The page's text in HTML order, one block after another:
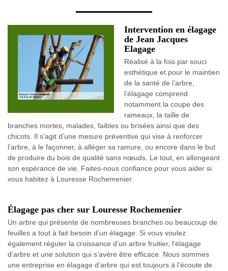
Intervention en élagage
de Jean Jacques
Elagage
Réalisé à la fois par souci
esthétique et pour le maintien
de la santé de l’arbre,
l’élagage comprend
notamment la coupe des
rameaux, la taille de
branches mortes, malades, faibles ou brisées ainsi que des
chicots. Il s’agit d’une mesure préventive qui vise à renforcer
l’arbre, à le façonner, à alléger sa ramure, ou encore dans le but
de produire du bois de qualité sans nœuds. Le tout, en allongeant
son espérance de vie. Faites-nous confiance pour vous aider si
vous habitez à Louresse Rochemenier.
Élagage pas cher sur Louresse Rochemenier
Un arbre qui présente de nombreuses branches ou beaucoup de
feuilles a tout à fait besoin d’un élagage. Si vous voulez
également réguler la croissance d’un arbre fruitier, l’élagage
d’arbre et une solution qui s’avère être efficace. Nous sommes
une entreprise en élagage d’arbre qui est toujours à l’écoute de